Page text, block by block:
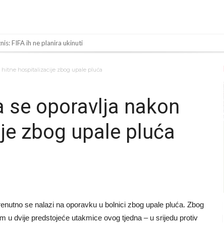
FIFA ih ne planira ukinuti
Real Madrid. Ovo su tri nova pravila
miliona eura?
hospitalizacije zbog upale pluća
se oporavlja nakon
zbog upale pluća
se nalazi na oporavku u bolnici zbog upale pluća. Zbog
u dvije predstojeće utakmice ovog tjedna – u srijedu protiv